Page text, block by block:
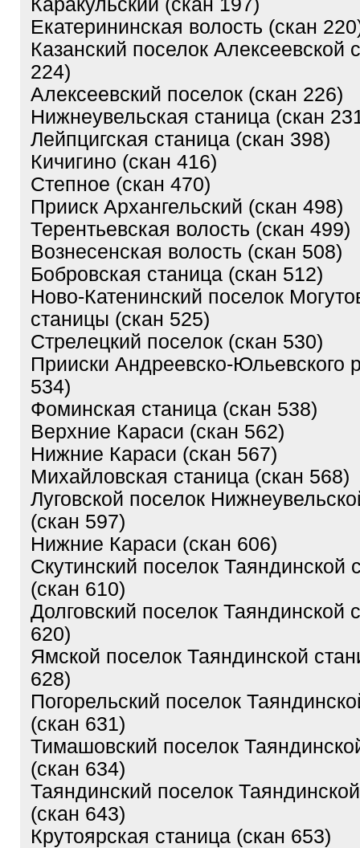
Каракульский (скан 197)
Екатерининская волость (скан
Казанский поселок Алексеевской
224)
Алексеевский поселок (скан 226)
Нижнеувельская станица (скан
Лейпцигская станица (скан 398)
Кичигино (скан 416)
Степное (скан 470)
Прииск Архангельский (скан 498)
Терентьевская волость (скан 499)
Вознесенская волость (скан 508)
Бобровская станица (скан 512)
Ново-Катенинский поселок
станицы (скан 525)
Стрелецкий поселок (скан 530)
Прииски Андреевско-Юльевского
534)
Фоминская станица (скан 538)
Верхние Караси (скан 562)
Нижние Караси (скан 567)
Михайловская станица (скан 568)
Луговской поселок
(скан 597)
Нижние Караси (скан 606)
Скутинский поселок Таяндинской
(скан 610)
Долговский поселок Таяндинской
620)
Ямской поселок Таяндинской
628)
Погорельский поселок
(скан 631)
Тимашовский поселок
(скан 634)
Таяндинский поселок
(скан 643)
Крутоярская станица (скан 653)